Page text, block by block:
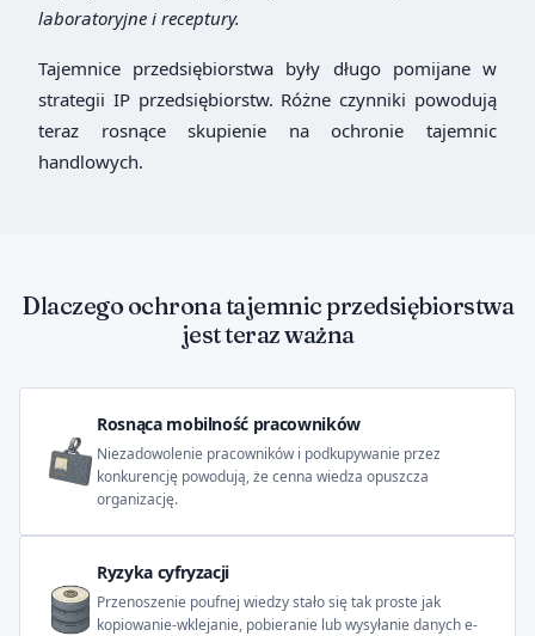
laboratoryjne i receptury.
Tajemnice przedsiębiorstwa były długo pomijane w
strategii IP przedsiębiorstw. Różne czynniki powodują
teraz rosnące skupienie na ochronie tajemnic
handlowych.
Dlaczego ochrona tajemnic przedsiębiorstwa
jest teraz ważna
Rosnąca mobilność pracowników
Niezadowolenie pracowników i podkupywanie przez
konkurencję powodują, że cenna wiedza opuszcza
organizację.
Ryzyka cyfryzacji
Przenoszenie poufnej wiedzy stało się tak proste jak
kopiowanie-wklejanie, pobieranie lub wysyłanie danych e-